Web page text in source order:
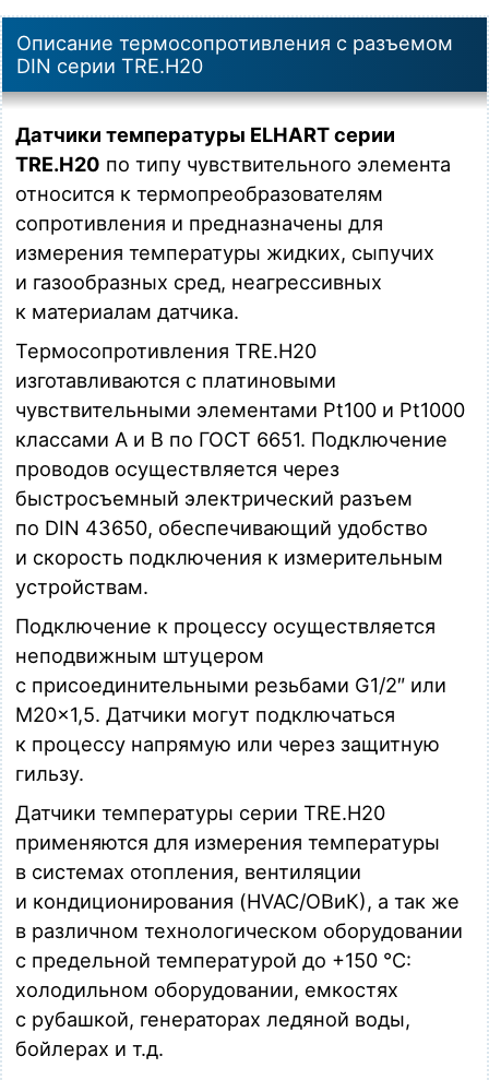
TRE.H20-Pt100-B3-M20-D6-L160
Датчик температуры погружной (Pt100, L=160мм, d=6мм,
неподвижный штуцер М20х1,5, (-50...+150)С), кабельный
разъем по DIN 43650-A
Загрузка…
TRE.H20-Pt100-B3-M20-D6-L200
Датчик температуры погружной (Pt100, L=200мм, d=6мм,
неподвижный штуцер М20х1,5, (-50...+150)С), кабельный
разъем по DIN 43650-A
Загрузка…
TRE.H20-Pt100-B3-M20-D6-L250
Датчик температуры погружной (Pt100, L=250мм, d=6мм,
неподвижный штуцер М20х1,5, (-50...+150)С), кабельный
разъем по DIN 43650-A
TRE.H20-Pt100-B3-M20-D6-L320
Датчик температуры погружной (Pt100, L=320мм, d=6мм,
неподвижный штуцер М20х1,5, (-50...+150)С), кабельный
разъем по DIN 43650-A
Загрузка…
TRE.H20-Pt100-B3-M20-D6-L400
Датчик температуры погружной (Pt100, L=400мм, d=6мм,
разъем по DIN 43650-A
TRE.H20-Pt100-B3-M20-D6-L500
Датчик температуры погружной (Pt100, L=500мм, d=6мм,
неподвижный штуцер М20х1,5, (-50...+150)С), кабельный
TRE.H20-Pt100-B3-М20-D6-L630
Датчик температуры погружной (Pt100, L=630мм, d=6мм,
неподвижный штуцер М20х1,5, (-50...+150)С), кабельный
разъем по DIN 43650-A
Загрузка…
TRE.H20-Pt100-B3-G12-D6-L60
Датчик температуры погружной (Pt100, L=60мм, d=6мм,
неподвижный штуцер G1/2", (-50...+150)С), кабельный
разъем по DIN 43650-A
Описание термосопротивления c разъемом
DIN серии TRE.H20
Датчики температуры ELHART серии
TRE.H20 по типу чувствительного элемента
относится к термопреобразователям
сопротивления и предназначены для
измерения температуры жидких, сыпучих
и газообразных сред, неагрессивных
к материалам датчика.
Термосопротивления TRE.H20
изготавливаются с платиновыми
чувствительными элементами Pt100 и Pt1000
классами А и В по ГОСТ 6651. Подключение
проводов осуществляется через
быстросъемный электрический разъем
по DIN 43650, обеспечивающий удобство
и скорость подключения к измерительным
устройствам.
Подключение к процессу осуществляется
неподвижным штуцером
с присоединительными резьбами G1/2″ или
М20×1,5. Датчики могут подключаться
к процессу напрямую или через защитную
гильзу.
Датчики температуры серии TRE.H20
применяются для измерения температуры
в системах отопления, вентиляции
и кондиционирования (HVAC/ОВиК), а так же
в различном технологическом оборудовании
с предельной температурой до +150 °С:
холодильном оборудовании, емкостях
с рубашкой, генераторах ледяной воды,
бойлерах и т.д.